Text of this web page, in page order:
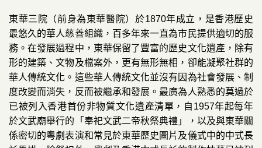
東華三院（前身為東華醫院） 於1870年成立，是香港歷史
最悠久的華人慈善組織，百多年來一直為市民提供適切的服
務。在發展過程中，東華保留了豐富的歷史文化遺產，除有
形的建築、文物及檔案外，更有無形無相，卻能凝聚社群的
華人傳統文化。這些華人傳統文化並沒有因為社會發展、制
度改變而消失，反而被繼承和發展。最廣為人熟悉的莫過於
已被列入香港首份非物質文化遺產清單，自1957年起每年
於文武廟舉行的「奉祀文武二帝秋祭典禮 」
，以及與東華關
係密切的粵劇表演和常見於東華歷史圖片及儀式中的中式長